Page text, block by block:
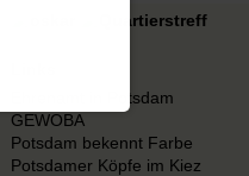
Ehrenamt in Potsdam
GEWOBA
Potsdam bekennt Farbe
Potsdamer Köpfe im Kiez